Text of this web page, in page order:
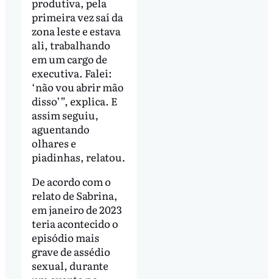
primeira vez saí da
zona leste e estava
ali, trabalhando
em um cargo de
executiva. Falei:
‘não vou abrir mão
disso’”, explica. E
assim seguiu,
aguentando
olhares e
piadinhas, relatou.
De acordo com o
relato de Sabrina,
em janeiro de 2023
teria acontecido o
episódio mais
grave de assédio
sexual, durante